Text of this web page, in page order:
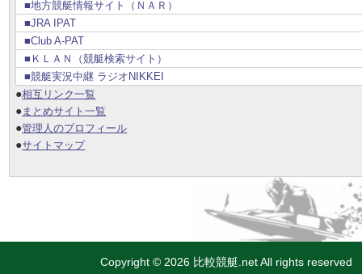
■地方競艇情報サイト（ＮＡＲ）
■JRA IPAT
■Club A-PAT
■ＫＬＡＮ（競艇検索サイト）
■競艇実況中継 ラジオNIKKEI
●相互リンク一覧
● まとめサイト一覧
●管理人のプロフィール
●サイトマップ
Copyright © 2026 比較競艇.net All rights reserved